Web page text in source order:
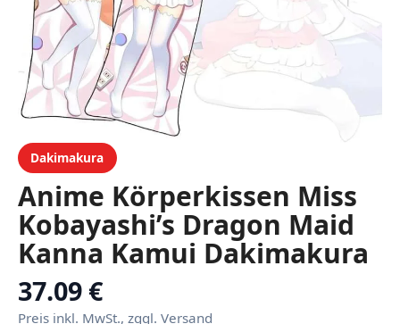
Dakimakura
Anime Körperkissen Miss
Kobayashi’s Dragon Maid
Kanna Kamui Dakimakura
Körperkissen Anime
Doppelseitig bedruckter
37.09 €
Preis inkl. MwSt., zggl. Versand